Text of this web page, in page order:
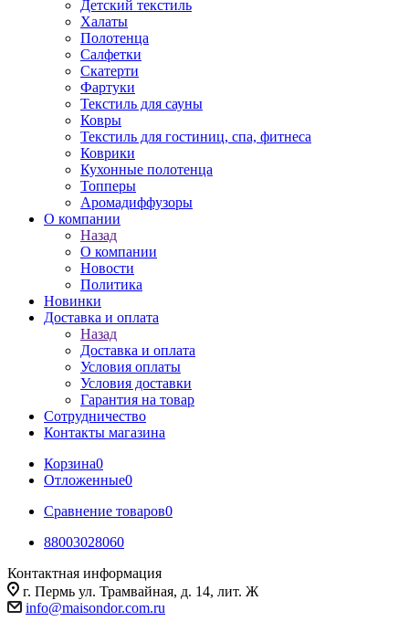
Детский текстиль
Халаты
Полотенца
Салфетки
Скатерти
Фартуки
Текстиль для сауны
Ковры
Текстиль для гостиниц, спа, фитнеса
Коврики
Кухонные полотенца
Топперы
Аромадиффузоры
О компании
Назад
О компании
Новости
Политика
Новинки
Доставка и оплата
Назад
Доставка и оплата
Условия оплаты
Условия доставки
Гарантия на товар
Сотрудничество
Контакты магазина
Корзина0
Отложенные0
Сравнение товаров0
88003028060
Контактная информация
г. Пермь ул. Трамвайная, д. 14, лит. Ж
info@maisondor.com.ru